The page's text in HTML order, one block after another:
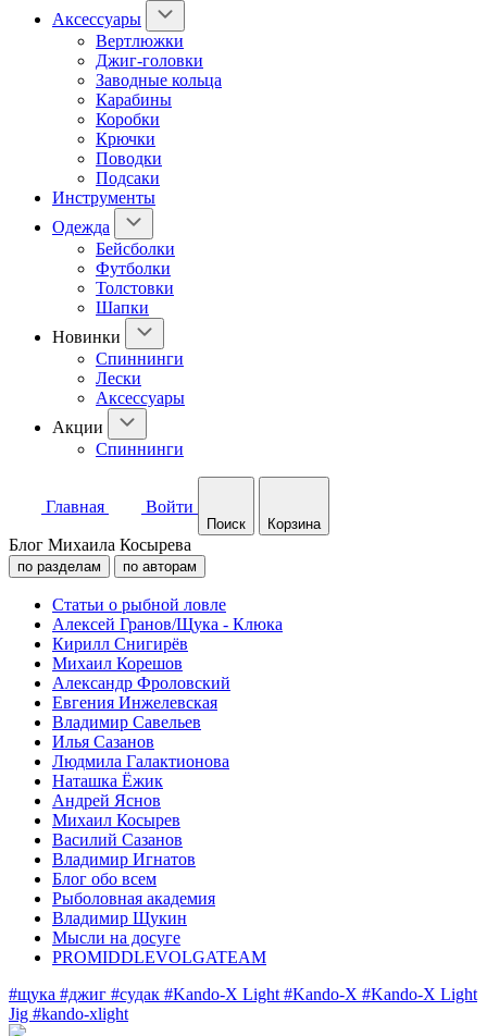
Аксессуары
Вертлюжки
Джиг-головки
Заводные кольца
Карабины
Коробки
Крючки
Поводки
Подсаки
Инструменты
Одежда
Бейсболки
Футболки
Толстовки
Шапки
Новинки
Спиннинги
Лески
Аксессуары
Акции
Спиннинги
Главная Войти
Поиск Корзина
Блог Михаила Косырева
по разделам по авторам
Статьи о рыбной ловле
Алексей Гранов/Щука - Клюка
Кирилл Снигирёв
Михаил Корешов
Александр Фроловский
Евгения Инжелевская
Владимир Савельев
Илья Сазанов
Людмила Галактионова
Наташка Ёжик
Андрей Яснов
Михаил Косырев
Василий Сазанов
Владимир Игнатов
Блог обо всем
Рыболовная академия
Владимир Щукин
Мысли на досуге
PROMIDDLEVOLGATEAM
#щука #джиг #судак #Kando-X Light #Kando-X #Kando-X Light
Jig #kando-xlight